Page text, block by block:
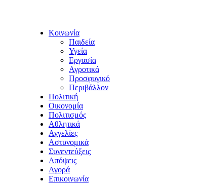
Κοινωνία
Παιδεία
Υγεία
Εργασία
Αγροτικά
Προσφυγικό
Περιβάλλον
Πολιτική
Οικονομία
Πολιτισμός
Αθλητικά
Αγγελίες
Αστυνομικά
Συνεντεύξεις
Απόψεις
Αγορά
Επικοινωνία